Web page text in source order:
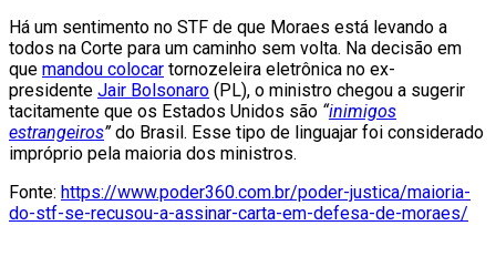
Há um sentimento no STF de que Moraes está levando a
todos na Corte para um caminho sem volta. Na decisão em
que mandou colocar tornozeleira eletrônica no ex-
presidente Jair Bolsonaro (PL), o ministro chegou a sugerir
tacitamente que os Estados Unidos são “inimigos
estrangeiros”do Brasil. Esse tipo de linguajar foi considerado
impróprio pela maioria dos ministros.
Fonte: https://www.poder360.com.br/poder-justica/maioria-
do-stf-se-recusou-a-assinar-carta-em-defesa-de-moraes/